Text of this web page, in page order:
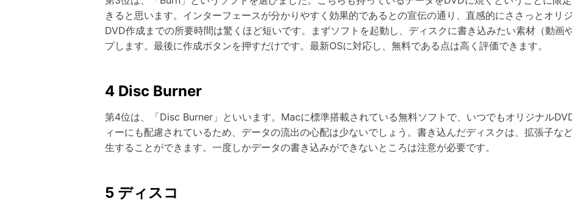
きると思います。インターフェースが分かりやすく効果的であるとの宣伝の通り、直感的にささっとオリ
DVD作成までの所要時間は驚くほど短いです。まずソフトを起動し、ディスクに書き込みたい素材（動画
プします。最後に作成ボタンを押すだけです。最新OSに対応し、無料である点は高く評価できます。
4 Disc Burner
第4位は、「Disc Burner」といいます。Macに標準搭載されている無料ソフトで、いつでもオリジナル
ィーにも配慮されているため、データの流出の心配は少ないでしょう。書き込んだディスクは、拡張子な
生することができます。一度しかデータの書き込みができないところは注意が必要です。
5 ディスコ